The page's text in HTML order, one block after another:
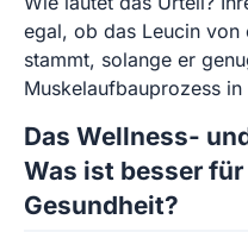
egal, ob das Leucin von
stammt, solange er
Muskelaufbauprozess
Das Wellness-
Was ist besser
Gesundheit?